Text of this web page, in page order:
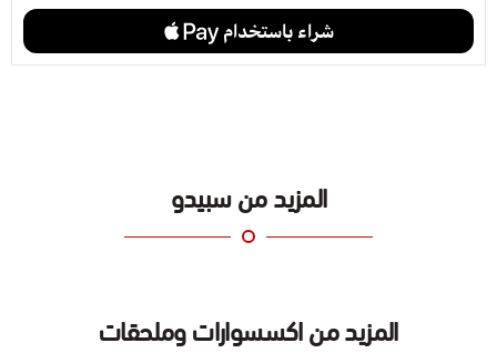
المزيد من سبيدو
المزيد من اكسسوارات وملحقات